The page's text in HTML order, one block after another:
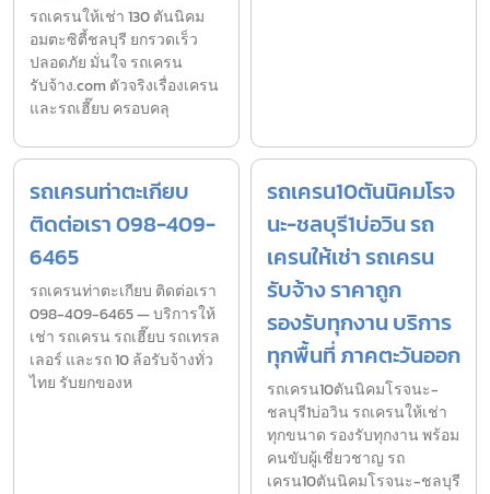
รถเครนให้เช่า 130 ตันนิคม
อมตะซิตี้ชลบุรี ยกรวดเร็ว
ปลอดภัย มั่นใจ รถเครน
รับจ้าง.com ตัวจริงเรื่องเครน
และรถเฮี๊ยบ ครอบคลุ
รถเครนท่าตะเกียบ
ติดต่อเรา 098-409-
6465
รถเครนท่าตะเกียบ ติดต่อเรา
098-409-6465 — บริการให้
เช่า รถเครน รถเฮี๊ยบ รถเทรล
เลอร์ และรถ 10 ล้อรับจ้างทั่ว
ไทย รับยกของห
รถเครน10ตันนิคมโรจ
นะ-ชลบุรี1บ่อวิน รถ
เครนให้เช่า รถเครน
รับจ้าง ราคาถูก
รองรับทุกงาน บริการ
ทุกพื้นที่ ภาคตะวันออก
รถเครน10ตันนิคมโรจนะ-
ชลบุรี1บ่อวิน รถเครนให้เช่า
ทุกขนาด รองรับทุกงาน พร้อม
คนขับผู้เชี่ยวชาญ รถ
เครน10ตันนิคมโรจนะ-ชลบุรี